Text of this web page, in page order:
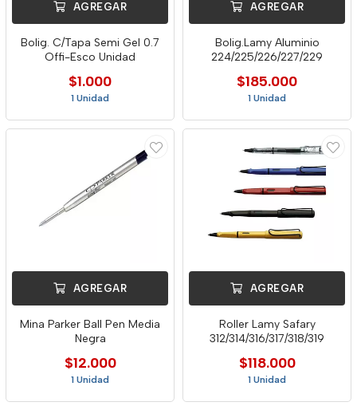
AGREGAR
Bolig. C/Tapa Semi Gel 0.7
Offi-Esco Unidad
$1.000
1 Unidad
AGREGAR
Bolig.Lamy Aluminio
224/225/226/227/229
$185.000
1 Unidad
AGREGAR
Mina Parker Ball Pen Media
Negra
$12.000
1 Unidad
AGREGAR
Roller Lamy Safary
312/314/316/317/318/319
$118.000
1 Unidad